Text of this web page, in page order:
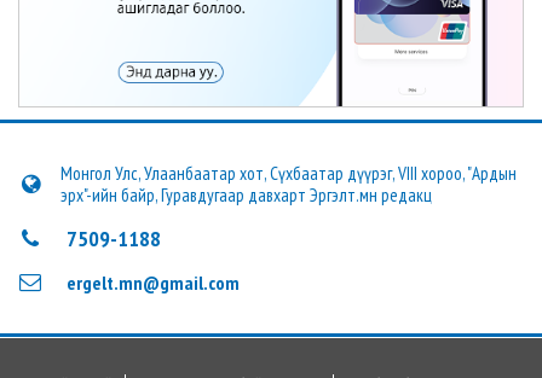
Монгол Улс, Улаанбаатар хот, Сүхбаатар дүүрэг, VIII хороо, "Ардын
эрх"-ийн байр, Гуравдугаар давхарт Эргэлт.мн редакц
7509-1188
ergelt.mn@gmail.com